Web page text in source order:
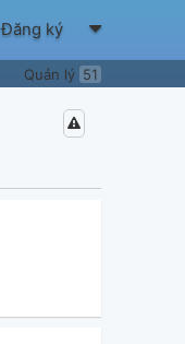
Đăng ký
Quản lý 51